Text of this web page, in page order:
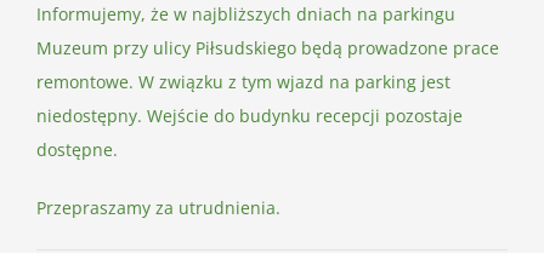
Informujemy, że w najbliższych dniach na parkingu
Muzeum przy ulicy Piłsudskiego będą prowadzone prace
remontowe. W związku z tym wjazd na parking jest
niedostępny. Wejście do budynku recepcji pozostaje
dostępne.
Przepraszamy za utrudnienia.